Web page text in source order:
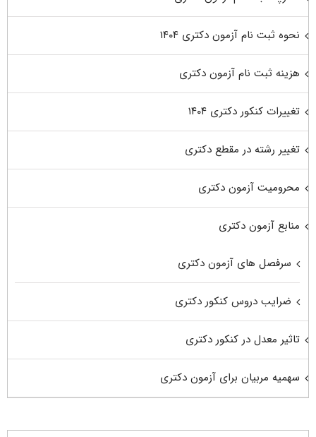
نحوه ثبت نام آزمون دکتری ۱۴۰۴
هزینه ثبت نام آزمون دکتری
تغییرات کنکور دکتری ۱۴۰۴
تغییر رشته در مقطع دکتری
محرومیت آزمون دکتری
منابع آزمون دکتری
سرفصل های آزمون دکتری
ضرایب دروس کنکور دکتری
تاثیر معدل در کنکور دکتری
سهمیه مربیان برای آزمون دکتری